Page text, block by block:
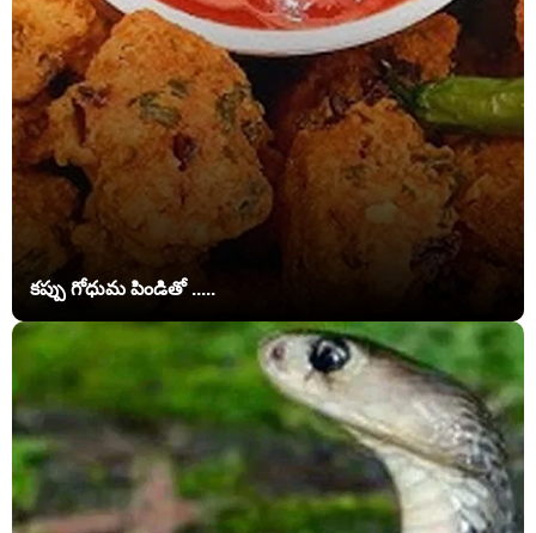
కప్పు గోధుమ పిండితో .....